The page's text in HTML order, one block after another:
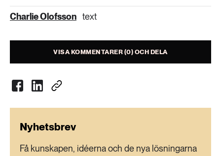
Charlie Olofsson text
VISA KOMMENTARER (0) OCH DELA
Nyhetsbrev
Få kunskapen, idéerna och de nya lösningarna